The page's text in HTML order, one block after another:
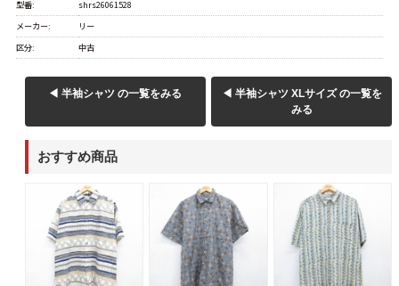
60年代 50年代 40年代
すべての年代を見る
古着コラム
メディア・イベント情報
型番:
shrs26061528
メーカー:
リー
区分:
中古
◀ 半袖シャツ の一覧をみる
◀ 半袖シャツ XLサイズ の一覧を
みる
おすすめ商品